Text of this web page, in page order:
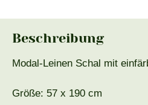
Beschreibung
Modal-Leinen Schal mit
Größe: 57 x 190 cm